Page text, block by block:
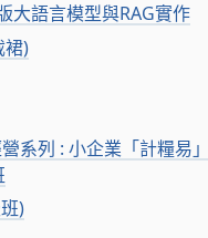
大語言模型與RAG實作
裙)
系列 : 小企業「計糧易
)